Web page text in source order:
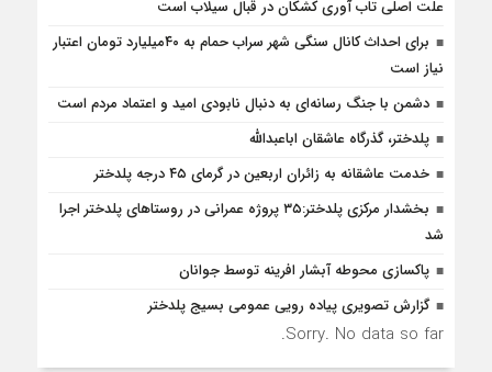
بخشدار مرکزی پلدختر:۳۵ پروژه عمرانی در روستاهای پلدختر اجرا
شد
پاکسازی محوطه آبشار افرینه توسط جوانان
گزارش تصویری پیاده رویی عمومی بسیج پلدختر
Sorry. No data so far.
اقتصادی
پروژه‌های عمرانی و اقتصادی، شتاب‌دهنده